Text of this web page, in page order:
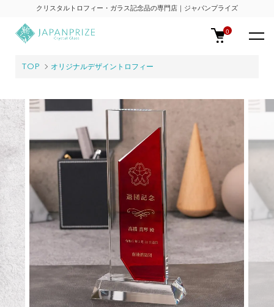
クリスタルトロフィー・ガラス記念品の専門店｜ジャパンプライズ
0
TOP オリジナルデザイントロフィー